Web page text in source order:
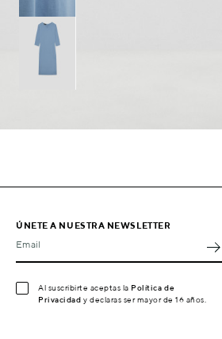
ÚNETE A NUESTRA NEWSLETTER
Email
Al suscribirte aceptas la Política de
Privacidad y declaras ser mayor de 16 años.